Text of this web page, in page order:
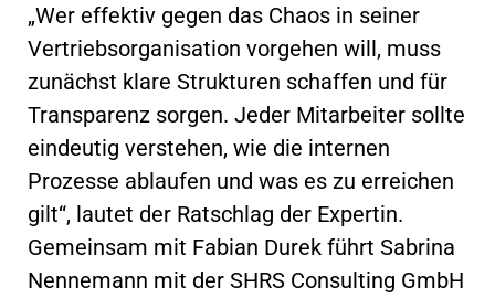
„Wer effektiv gegen das Chaos in seiner
Vertriebsorganisation vorgehen will, muss
zunächst klare Strukturen schaffen und für
Transparenz sorgen. Jeder Mitarbeiter sollte
eindeutig verstehen, wie die internen
Prozesse ablaufen und was es zu erreichen
gilt“, lautet der Ratschlag der Expertin.
Gemeinsam mit Fabian Durek führt Sabrina
Nennemann mit der SHRS Consulting GmbH